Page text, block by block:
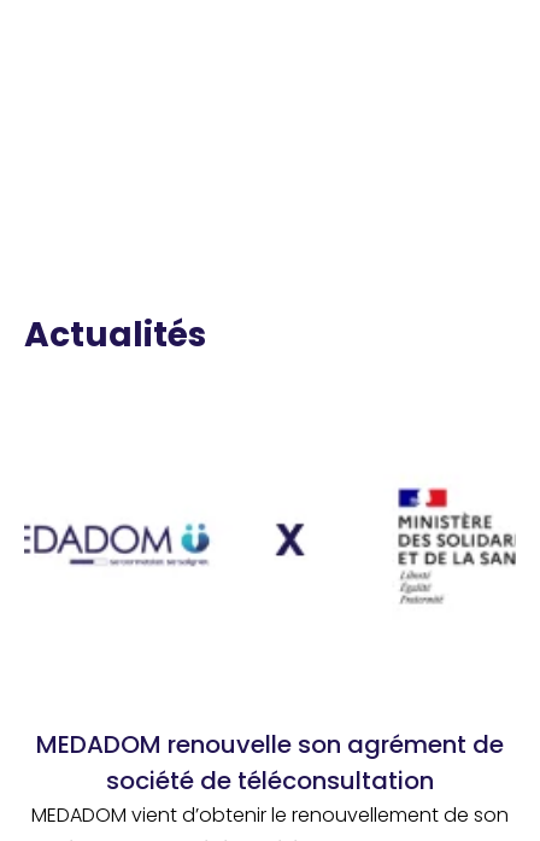
Actualités
MEDADOM renouvelle son agrément de
société de téléconsultation
MEDADOM vient d’obtenir le renouvellement de son